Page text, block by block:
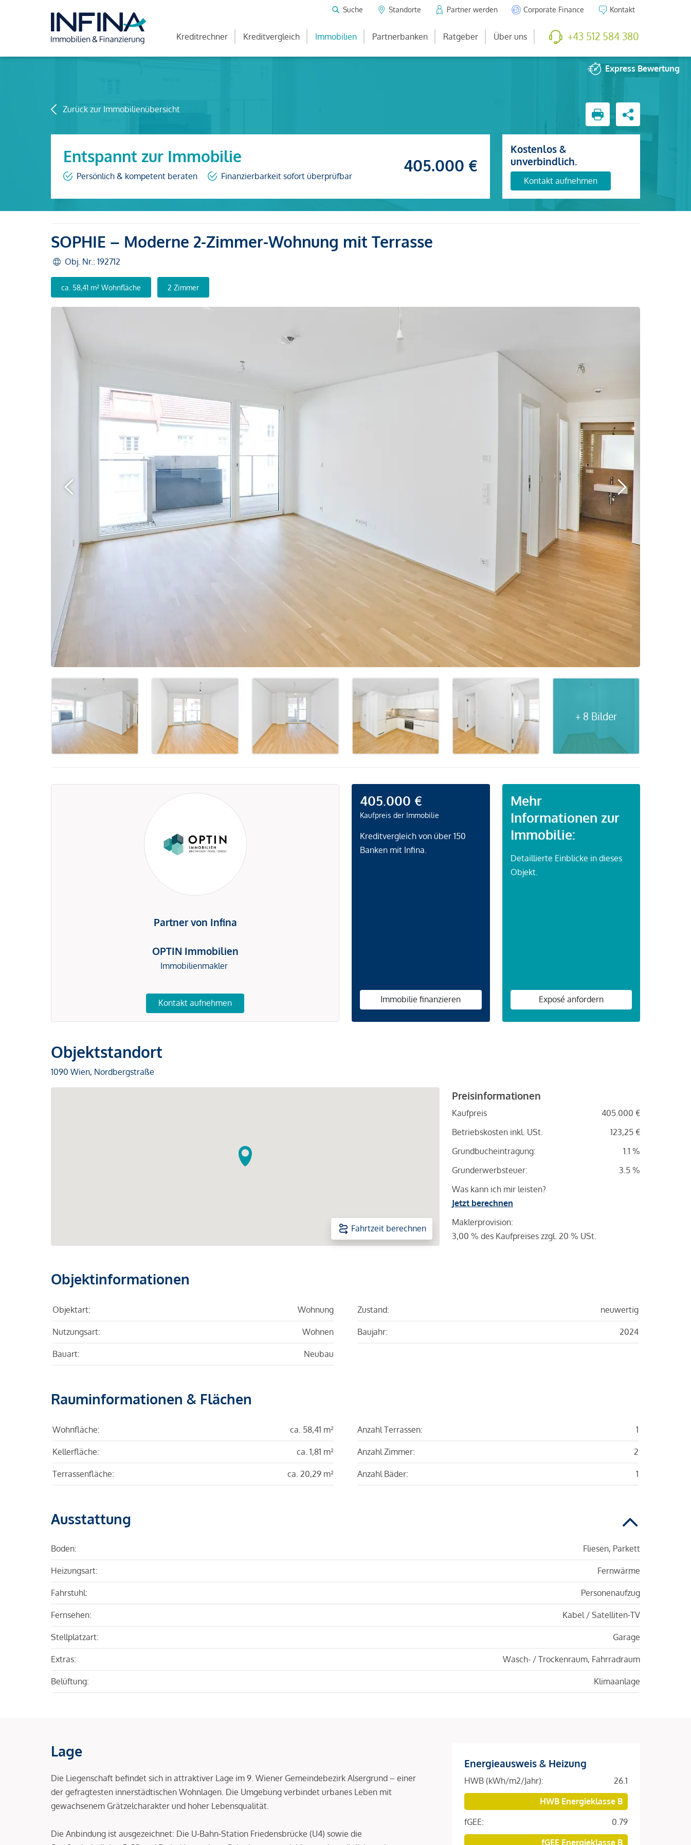
Suche Standorte Partner werden Corporate Finance Kontakt
Kreditrechner Kreditvergleich Immobilien Partnerbanken Ratgeber Über uns +43 512 584 380
Express Bewertung
Zurück zur Immobilienübersicht
Entspannt zur Immobilie
Persönlich & kompetent beraten Finanzierbarkeit sofort überprüfbar
405.000 €
Kostenlos &
unverbindlich.
Kontakt aufnehmen
+ 8 Bilder
SOPHIE – Moderne 2-Zimmer-Wohnung mit Terrasse
Obj. Nr.: 192712
ca. 58,41 m² Wohnfläche 2 Zimmer
Partner von Infina
OPTIN Immobilien
Immobilienmakler
Kontakt aufnehmen
405.000 €
Kaufpreis der Immobilie
Kreditvergleich von über 150
Banken mit Infina.
Immobilie finanzieren
Mehr
Informationen zur
Immobilie:
Detaillierte Einblicke in dieses
Objekt.
Exposé anfordern
Objektstandort
1090 Wien, Nordbergstraße
Fahrtzeit berechnen
Preisinformationen
Kaufpreis
405.000 €
Betriebskosten inkl. USt.
123,25 €
Grundbucheintragung:
1.1 %
Grunderwerbsteuer:
3.5 %
Was kann ich mir leisten?
Jetzt berechnen
Maklerprovision:
3,00 % des Kaufpreises zzgl. 20 % USt.
Objektinformationen
Objektart: Wohnung
Nutzungsart: Wohnen
Bauart: Neubau
Zustand: neuwertig
Baujahr: 2024
Rauminformationen & Flächen
Wohnfläche: ca. 58,41 m²
Kellerfläche: ca. 1,81 m²
Terrassenfläche: ca. 20,29 m²
Anzahl Terrassen: 1
Anzahl Zimmer: 2
Anzahl Bäder: 1
Ausstattung
Boden: Fliesen, Parkett
Heizungsart: Fernwärme
Fahrstuhl: Personenaufzug
Fernsehen: Kabel / Satelliten-TV
Stellplatzart: Garage
Extras: Wasch- / Trockenraum, Fahrradraum
Belüftung: Klimaanlage
Lage
Die Liegenschaft befindet sich in attraktiver Lage im 9. Wiener Gemeindebezirk Alsergrund – einer
der gefragtesten innerstädtischen Wohnlagen. Die Umgebung verbindet urbanes Leben mit
gewachsenem Grätzelcharakter und hoher Lebensqualität.
Die Anbindung ist ausgezeichnet: Die U-Bahn-Station Friedensbrücke (U4) sowie die
Energieausweis & Heizung
HWB (kWh/m2/Jahr):
26.1
HWB Energieklasse B
fGEE:
0.79
fGEE Energieklasse B